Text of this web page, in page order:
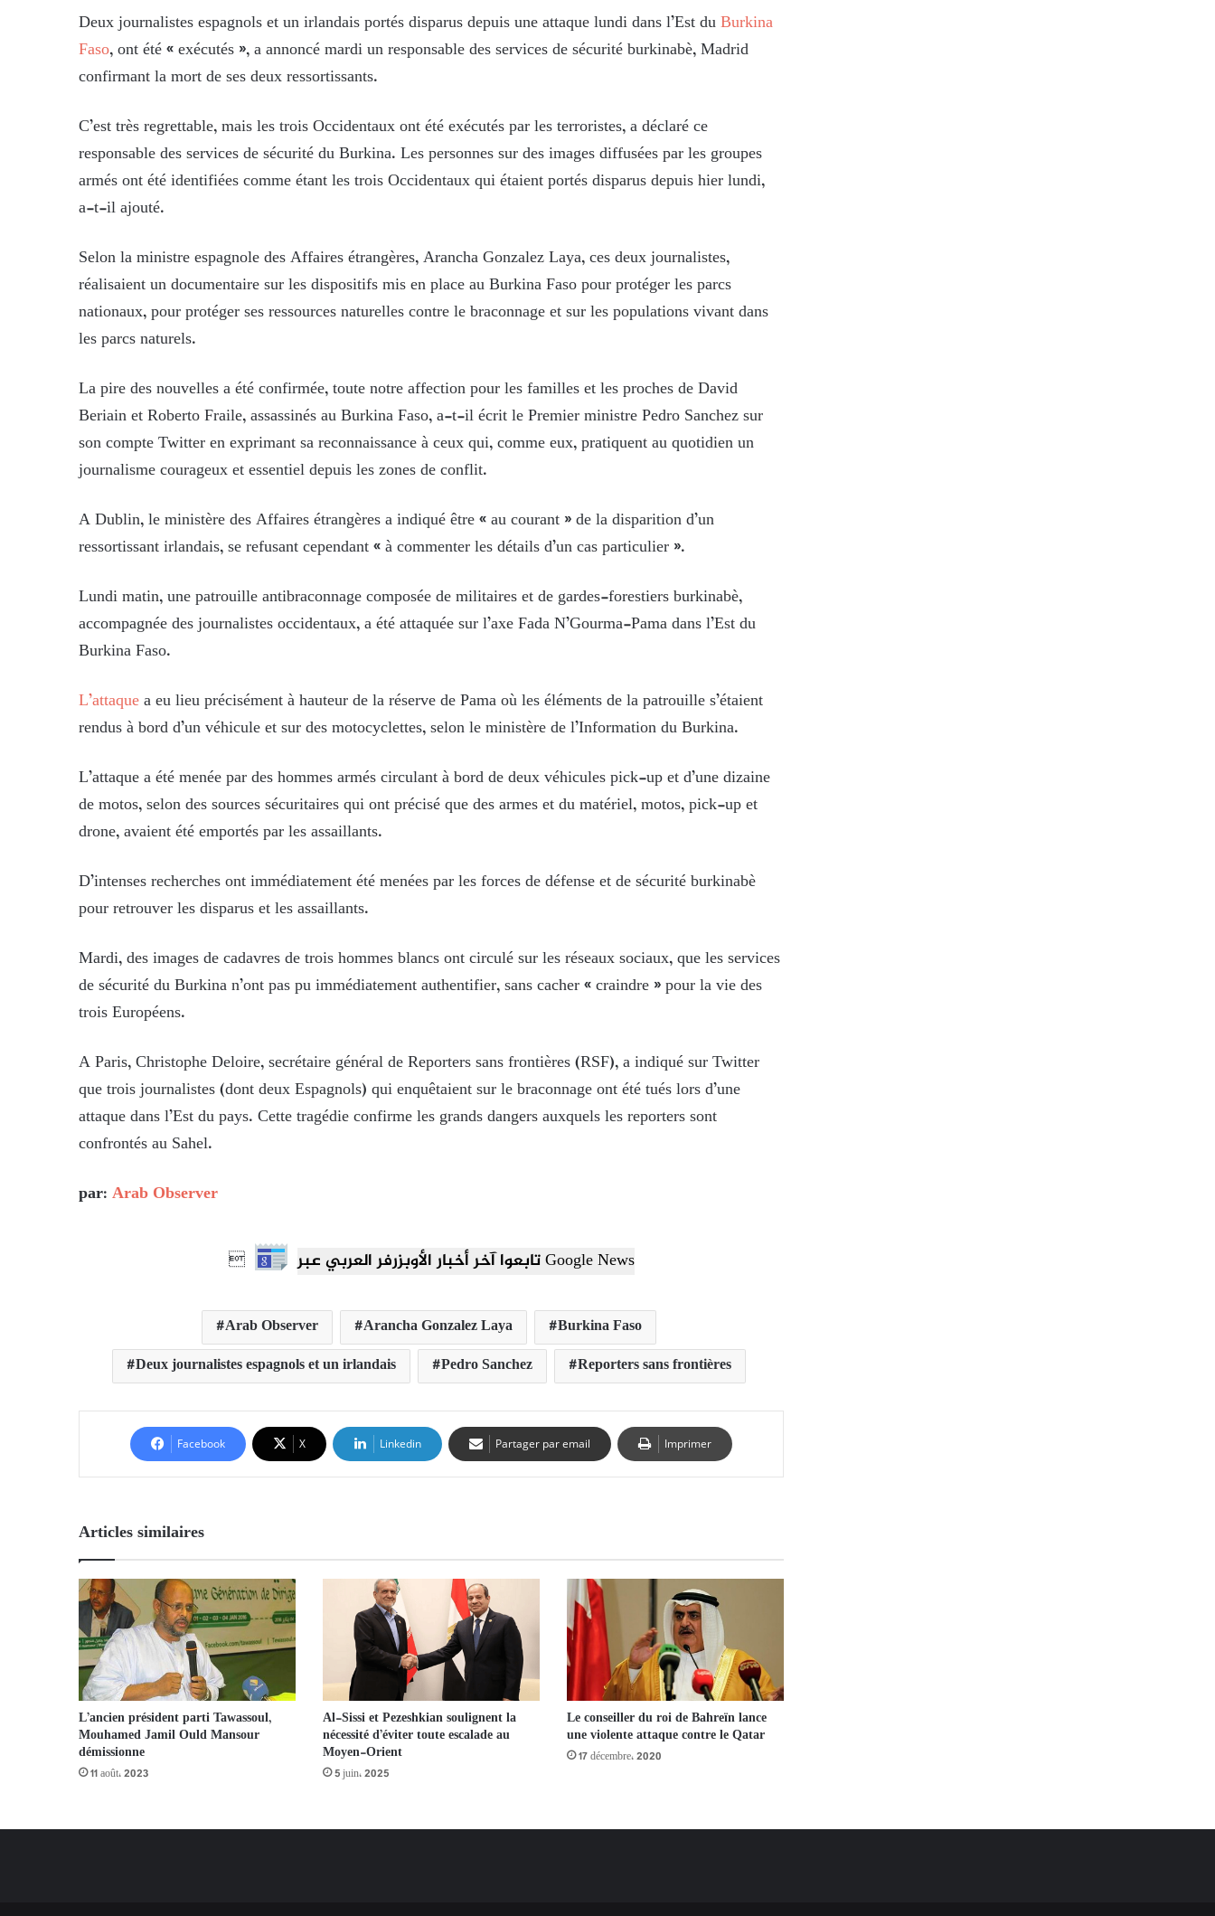
Deux journalistes espagnols et un irlandais portés disparus depuis une attaque lundi dans l’Est duBurkina
Faso, ont été « exécutés », a annoncé mardi un responsable des services de sécurité burkinabè, Madrid
confirmant la mort de ses deux ressortissants.
C’est très regrettable, mais les trois Occidentaux ont été exécutés par les terroristes, a déclaré ce
responsable des services de sécurité du Burkina. Les personnes sur des images diffusées par les groupes
armés ont été identifiées comme étant les trois Occidentaux qui étaient portés disparus depuis hier lundi,
a-t-il ajouté.
Selon la ministre espagnole des Affaires étrangères, Arancha Gonzalez Laya, ces deux journalistes,
réalisaient un documentaire sur les dispositifs mis en place au Burkina Faso pour protéger les parcs
nationaux, pour protéger ses ressources naturelles contre le braconnage et sur les populations vivant dans
les parcs naturels.
La pire des nouvelles a été confirmée, toute notre affection pour les familles et les proches de David
Beriain et Roberto Fraile, assassinés au Burkina Faso, a-t-il écrit le Premier ministre Pedro Sanchez sur
son compte Twitter en exprimant sa reconnaissance à ceux qui, comme eux, pratiquent au quotidien un
journalisme courageux et essentiel depuis les zones de conflit.
A Dublin, le ministère des Affaires étrangères a indiqué être « au courant » de la disparition d’un
ressortissant irlandais, se refusant cependant « à commenter les détails d’un cas particulier ».
Lundi matin, une patrouille antibraconnage composée de militaires et de gardes-forestiers burkinabè,
accompagnée des journalistes occidentaux, a été attaquée sur l’axe Fada N’Gourma-Pama dans l’Est du
Burkina Faso.
L’attaquea eu lieu précisément à hauteur de la réserve de Pama où les éléments de la patrouille s’étaient
rendus à bord d’un véhicule et sur des motocyclettes, selon le ministère de l’Information du Burkina.
L’attaque a été menée par des hommes armés circulant à bord de deux véhicules pick-up et d’une dizaine
de motos, selon des sources sécuritaires qui ont précisé que des armes et du matériel, motos, pick-up et
drone, avaient été emportés par les assaillants.
D’intenses recherches ont immédiatement été menées par les forces de défense et de sécurité burkinabè
pour retrouver les disparus et les assaillants.
Mardi, des images de cadavres de trois hommes blancs ont circulé sur les réseaux sociaux, que les services
de sécurité du Burkina n’ont pas pu immédiatement authentifier, sans cacher « craindre » pour la vie des
trois Européens.
A Paris, Christophe Deloire, secrétaire général de Reporters sans frontières (RSF), a indiqué sur Twitter
que trois journalistes (dont deux Espagnols) qui enquêtaient sur le braconnage ont été tués lors d’une
attaque dans l’Est du pays. Cette tragédie confirme les grands dangers auxquels les reporters sont
confrontés au Sahel.
par: Arab Observer
 تابعوا آخر أخبار الأوبزرفر العربي عبر Google News
Arab Observer Arancha Gonzalez Laya
Burkina Faso
Deux journalistes espagnols et un irlandais
Pedro Sanchez Reporters sans frontières
Facebook X Linkedin Partager par email Imprimer
Articles similaires
L’ancien président parti Tawassoul,
Mouhamed Jamil Ould Mansour
démissionne
11 août، 2023
Al-Sissi et Pezeshkian soulignent la
nécessité d’éviter toute escalade au
Moyen-Orient
5 juin، 2025
Le conseiller du roi de Bahreïn lance
une violente attaque contre le Qatar
17 décembre، 2020